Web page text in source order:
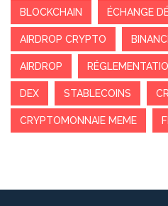
BLOCKCHAIN ÉCHANGE
AIRDROP CRYPTO
AIRDROP
DEX STABLECOINS
CRYPTOMONNAIE MEME